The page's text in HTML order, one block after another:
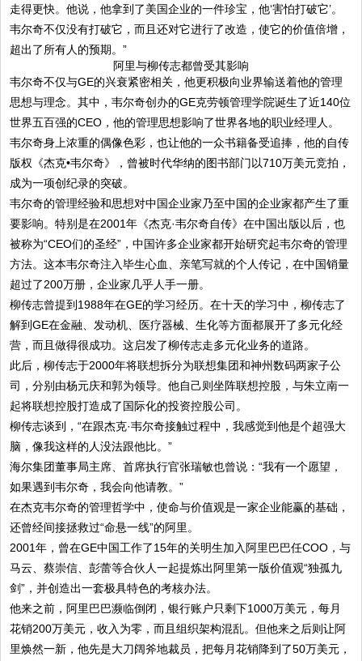
走得更快。他说，他拿到了美国企业的一件珍宝，他‘害怕打破它’。
韦尔奇不仅没有打破它，而且还对它进行了改造，使它的价值倍增，
超出了所有人的预期。”
阿里与柳传志都曾受其影响
韦尔奇不仅与GE的兴衰紧密相关，他更积极向业界输送着他的管理
思想与理念。其中，韦尔奇创办的GE克劳顿管理学院诞生了近140位
世界五百强的CEO，他的管理思想影响了世界各地的职业经理人。
韦尔奇身上浓重的偶像色彩，也让他的一众书籍备受追捧，他的自传
版权《杰克•韦尔奇》，曾被时代华纳的图书部门以710万美元竞拍，
成为一项创纪录的突破。
韦尔奇的管理经验和思想对中国企业家乃至中国的企业家都产生了重
要影响。特别是在2001年《杰克·韦尔奇自传》在中国出版以后，也
被称为“CEO们的圣经”，中国许多企业家都开始研究起韦尔奇的管理
方法。这本韦尔奇注入毕生心血、亲笔写就的个人传记，在中国销量
超过了200万册，企业家几乎人手一册。
柳传志曾提到1988年在GE的学习经历。在十天的学习中，柳传志了
解到GE在金融、发动机、医疗器械、生化等方面都展开了多元化经
营，而且做得很成功。这启发了柳传志走多元化业务的道路。
此后，柳传志于2000年将联想拆分为联想集团和神州数码两家子公
司，分别由杨元庆和郭为领导。他自己则坐阵联想控股，与朱立南一
起将联想控股打造成了国际化的投资控股公司。
柳传志谈到，“在跟杰克·韦尔奇接触过程中，我感觉到他是个超强大
脑，像我这样的人没法跟他比。”
海尔集团董事局主席、首席执行官张瑞敏也曾说：“我有一个愿望，
如果遇到韦尔奇，我会向他请教。”
在杰克韦尔奇的管理哲学中，使命与价值观是一家企业能赢的基础，
还曾经间接拯救过“命悬一线”的阿里。
2001年，曾在GE中国工作了15年的关明生加入阿里巴巴任COO，与
马云、蔡崇信、彭蕾等合伙人一起提炼出阿里第一版价值观“独孤九
剑”，并创造出一套极具特色的考核办法。
他来之前，阿里巴巴濒临倒闭，银行账户只剩下1000万美元，每月
花销200万美元，收入为零，而且组织架构混乱。但他来之后则让阿
里焕然一新，他先是大刀阔斧地裁员，把每月花销降到了50万美元，